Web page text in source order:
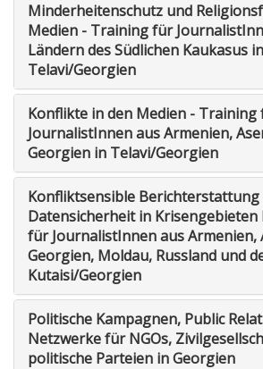
Minderheitenschutz und
Medien - Training für
Ländern des Südlichen Kaukasus in
Telavi/Georgien
Konflikte in den Medien - Training
JournalistInnen aus Armenien,
Georgien in Telavi/Georgien
Konfliktsensible Berichterstattung
Datensicherheit in
für JournalistInnen aus Armenien,
Georgien, Moldau, Russland und
Kutaisi/Georgien
Politische Kampagnen, Public
Netzwerke für NGOs,
politische Parteien in Georgien